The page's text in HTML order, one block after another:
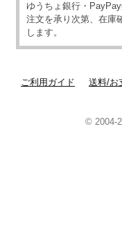
ゆうちょ銀行・
注文を承り次第、在庫
します。
ご利用ガイド 送料/お
© 2004-